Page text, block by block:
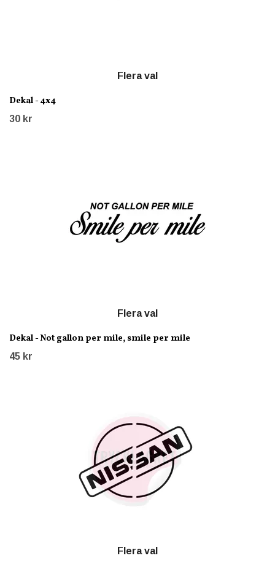
Flera val
Dekal - 4x4
30 kr
Flera val
Dekal - Not gallon per mile, smile per mile
45 kr
Flera val